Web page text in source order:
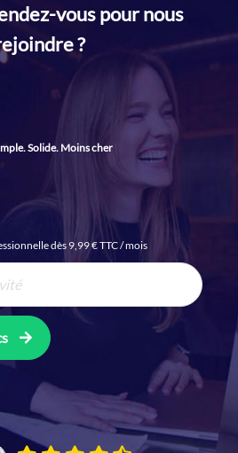
vous pour nous
?
Solide. Moins cher
dès 9,99 € TTC / mois